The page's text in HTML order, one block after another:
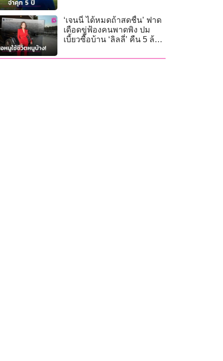
‘เจนนี่ ได้หมดถ้าสดชื่น’ ฟาด
เดือดขู่ฟ้องคนพาดพิง ปม
เบี้ยวซื้อบ้าน ‘ลิลลี่’ คืน 5 ล้าน